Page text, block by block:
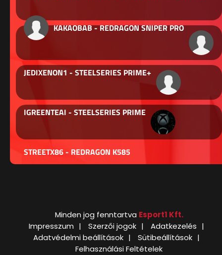
KAKAOBAB - REDRAGON SNIPER PRO
JEDIXENON1 - STEELSERIES PRIME+
IGREENTEAI - STEELSERIES PRIME
STREETX86 - REDRAGON K585
Minden jog fenntartva Esport1 Kft.
Impresszum
Szerzői jogok
Adatkezelés
Adatvédelmi beállítások
Sütibeállítások
Felhasználási Feltételek